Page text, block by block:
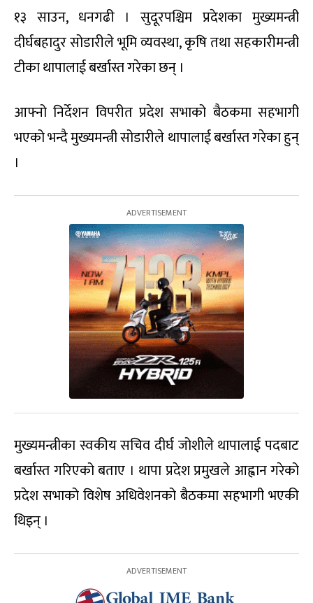
१३ साउन, धनगढी । सुदूरपश्चिम प्रदेशका मुख्यमन्त्री
दीर्घबहादुर सोडारीले भूमि व्यवस्था, कृषि तथा सहकारीमन्त्री
टीका थापालाई बर्खास्त गरेका छन् ।
आफ्नो निर्देशन विपरीत प्रदेश सभाको बैठकमा सहभागी
भएको भन्दै मुख्यमन्त्री सोडारीले थापालाई बर्खास्त गरेका हुन्
।
मुख्यमन्त्रीका स्वकीय सचिव दीर्घ जोशीले थापालाई पदबाट
बर्खास्त गरिएको बताए । थापा प्रदेश प्रमुखले आह्वान गरेको
प्रदेश सभाको विशेष अधिवेशनको बैठकमा सहभागी भएकी
थिइन् ।